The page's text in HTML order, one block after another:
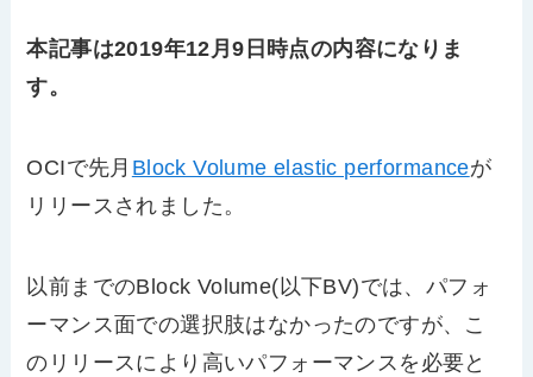
本記事は2019年12月9日時点の内容になりま
す。
OCIで先月 Block Volume elastic performanceが
リリースされました。
以前までのBlock Volume(以下BV)では、パフォ
ーマンス面での選択肢はなかったのですが、こ
のリリースにより高いパフォーマンスを必要と